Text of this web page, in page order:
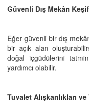
Güvenli Dış Mekân
Eğer güvenli bir dış
bir açık alan
doğal içgüdülerini
yardımcı olabilir.
Tuvalet Alışkanlıkları